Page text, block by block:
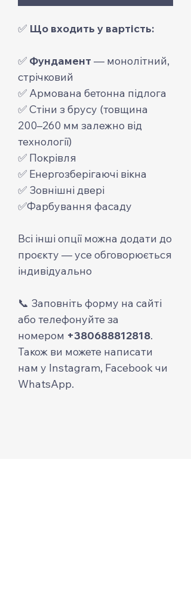
✅ Що входить у вартість:
✅ Фундамент — монолітний,
стрічковий
✅ Армована бетонна підлога
✅ Стіни з брусу (товщина
200–260 мм залежно від
технології)
✅ Покрівля
✅ Енергозберігаючі вікна
✅ Зовнішні двері
✅Фарбування фасаду
Всі інші опції можна додати до
проєкту — усе обговорюється
індивідуально
📞 Заповніть форму на сайті
або телефонуйте за
номером +380688812818.
Також ви можете написати
нам у Instagram, Facebook чи
WhatsApp.